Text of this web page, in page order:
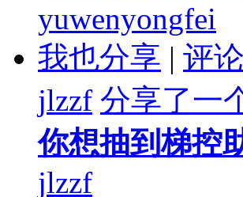
yuwenyongfei
我也分享 | 评论
jlzzf 分享了一
你想抽到梯控
jlzzf